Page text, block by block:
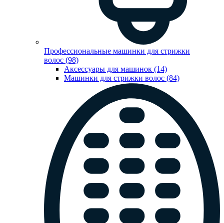
Профессиональные машинки для стрижки
волос (98)
Аксессуары для машинок (14)
Машинки для стрижки волос (84)